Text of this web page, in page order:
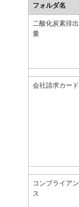
フォルダ名
二酸化炭素排出
量
会社請求カード
コンプライアン
ス